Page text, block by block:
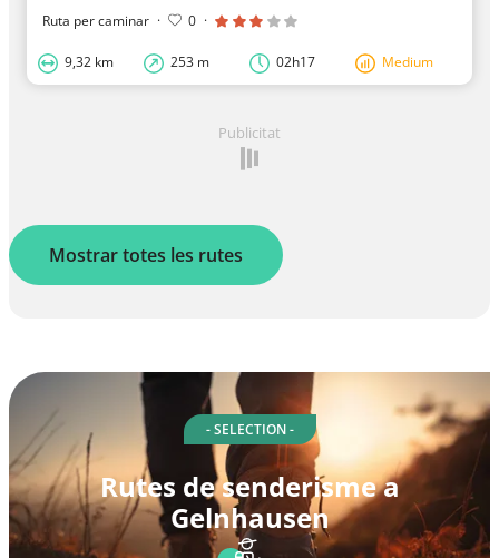
Ruta per caminar · 0 ·
9,32 km 253 m 02h17 Medium
Publicitat
Mostrar totes les rutes
- SELECTION -
Rutes de senderisme a
Gelnhausen